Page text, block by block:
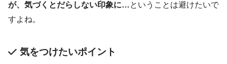
が、気づくとだらしない印象に…ということは避けたいで
すよね。
気をつけたいポイント